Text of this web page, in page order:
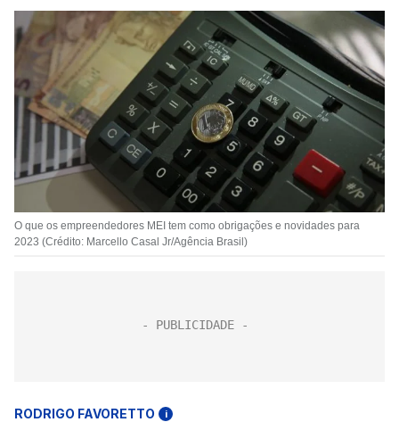
O que os empreendedores MEI tem como obrigações e novidades para
2023 (Crédito: Marcello Casal Jr/Agência Brasil)
RODRIGO FAVORETTO i